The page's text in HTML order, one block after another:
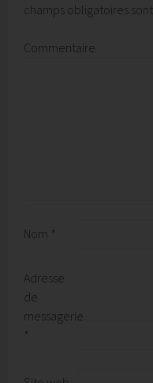
champs obligatoires
Commentaire
Nom *
Adresse
de
messagerie
*